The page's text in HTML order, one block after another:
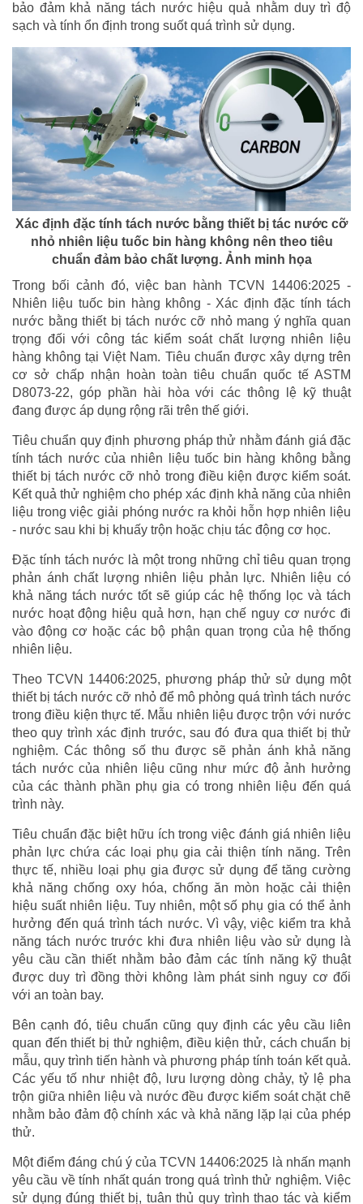
bảo đảm khả năng tách nước hiệu quả nhằm duy trì độ
sạch và tính ổn định trong suốt quá trình sử dụng.
Xác định đặc tính tách nước bằng thiết bị tác nước cỡ
nhỏ nhiên liệu tuốc bin hàng không nên theo tiêu
chuẩn đảm bảo chất lượng. Ảnh minh họa
Trong bối cảnh đó, việc ban hành TCVN 14406:2025 -
Nhiên liệu tuốc bin hàng không - Xác định đặc tính tách
nước bằng thiết bị tách nước cỡ nhỏ mang ý nghĩa quan
trọng đối với công tác kiểm soát chất lượng nhiên liệu
hàng không tại Việt Nam. Tiêu chuẩn được xây dựng trên
cơ sở chấp nhận hoàn toàn tiêu chuẩn quốc tế ASTM
D8073-22, góp phần hài hòa với các thông lệ kỹ thuật
đang được áp dụng rộng rãi trên thế giới.
Tiêu chuẩn quy định phương pháp thử nhằm đánh giá đặc
tính tách nước của nhiên liệu tuốc bin hàng không bằng
thiết bị tách nước cỡ nhỏ trong điều kiện được kiểm soát.
Kết quả thử nghiệm cho phép xác định khả năng của nhiên
liệu trong việc giải phóng nước ra khỏi hỗn hợp nhiên liệu
- nước sau khi bị khuấy trộn hoặc chịu tác động cơ học.
Đặc tính tách nước là một trong những chỉ tiêu quan trọng
phản ánh chất lượng nhiên liệu phản lực. Nhiên liệu có
khả năng tách nước tốt sẽ giúp các hệ thống lọc và tách
nước hoạt động hiệu quả hơn, hạn chế nguy cơ nước đi
vào động cơ hoặc các bộ phận quan trọng của hệ thống
nhiên liệu.
Theo TCVN 14406:2025, phương pháp thử sử dụng một
thiết bị tách nước cỡ nhỏ để mô phỏng quá trình tách nước
trong điều kiện thực tế. Mẫu nhiên liệu được trộn với nước
theo quy trình xác định trước, sau đó đưa qua thiết bị thử
nghiệm. Các thông số thu được sẽ phản ánh khả năng
tách nước của nhiên liệu cũng như mức độ ảnh hưởng
của các thành phần phụ gia có trong nhiên liệu đến quá
trình này.
Tiêu chuẩn đặc biệt hữu ích trong việc đánh giá nhiên liệu
phản lực chứa các loại phụ gia cải thiện tính năng. Trên
thực tế, nhiều loại phụ gia được sử dụng để tăng cường
khả năng chống oxy hóa, chống ăn mòn hoặc cải thiện
hiệu suất nhiên liệu. Tuy nhiên, một số phụ gia có thể ảnh
hưởng đến quá trình tách nước. Vì vậy, việc kiểm tra khả
năng tách nước trước khi đưa nhiên liệu vào sử dụng là
yêu cầu cần thiết nhằm bảo đảm các tính năng kỹ thuật
được duy trì đồng thời không làm phát sinh nguy cơ đối
với an toàn bay.
Bên cạnh đó, tiêu chuẩn cũng quy định các yêu cầu liên
quan đến thiết bị thử nghiệm, điều kiện thử, cách chuẩn bị
mẫu, quy trình tiến hành và phương pháp tính toán kết quả.
Các yếu tố như nhiệt độ, lưu lượng dòng chảy, tỷ lệ pha
trộn giữa nhiên liệu và nước đều được kiểm soát chặt chẽ
nhằm bảo đảm độ chính xác và khả năng lặp lại của phép
thử.
Một điểm đáng chú ý của TCVN 14406:2025 là nhấn mạnh
yêu cầu về tính nhất quán trong quá trình thử nghiệm. Việc
sử dụng đúng thiết bị, tuân thủ quy trình thao tác và kiểm